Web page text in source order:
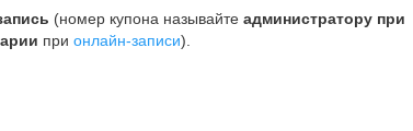
(номер купона называйте администратору при
при онлайн-записи).